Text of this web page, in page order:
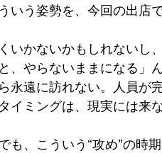
いう姿勢を、今回の出店
いかないかもしれないし
、やらないままになる」
永遠に訪れない。人員が
イミングは、現実には来
も、こういう“攻め”の時